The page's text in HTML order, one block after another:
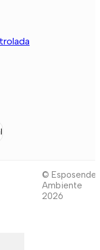
© Esposende
Ambiente
2026